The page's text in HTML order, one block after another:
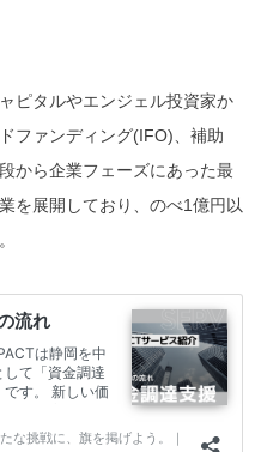
ピタルやエンジェル投資家か
ファンディング(IFO)、補助
から企業フェーズにあった最
を展開しており、のべ1億円以